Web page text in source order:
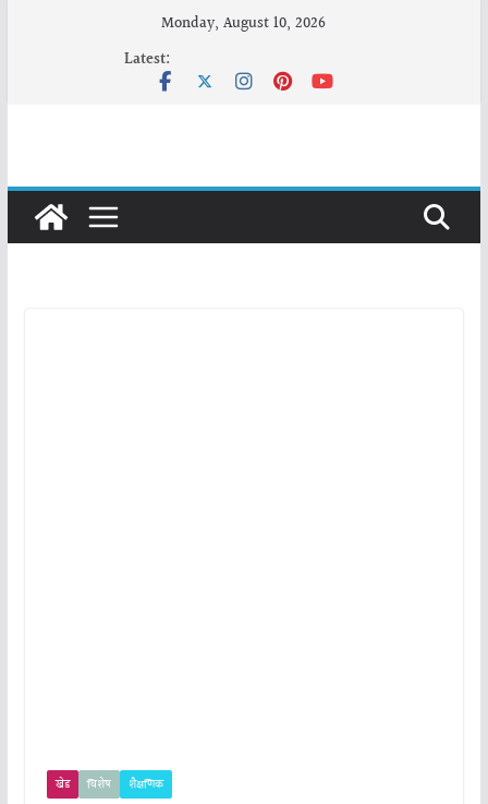
Monday, August 10, 2026
Latest:
खेड विशेष शैक्षणिक